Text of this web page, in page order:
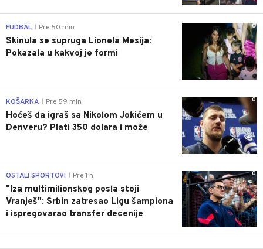
0
FUDBAL Pre 50 min
Skinula se supruga Lionela Mesija:
Pokazala u kakvoj je formi
0
KOŠARKA Pre 59 min
Hoćeš da igraš sa Nikolom Jokićem u
Denveru? Plati 350 dolara i može
0
OSTALI SPORTOVI Pre 1 h
"Iza multimilionskog posla stoji
Vranješ": Srbin zatresao Ligu šampiona
i ispregovarao transfer decenije